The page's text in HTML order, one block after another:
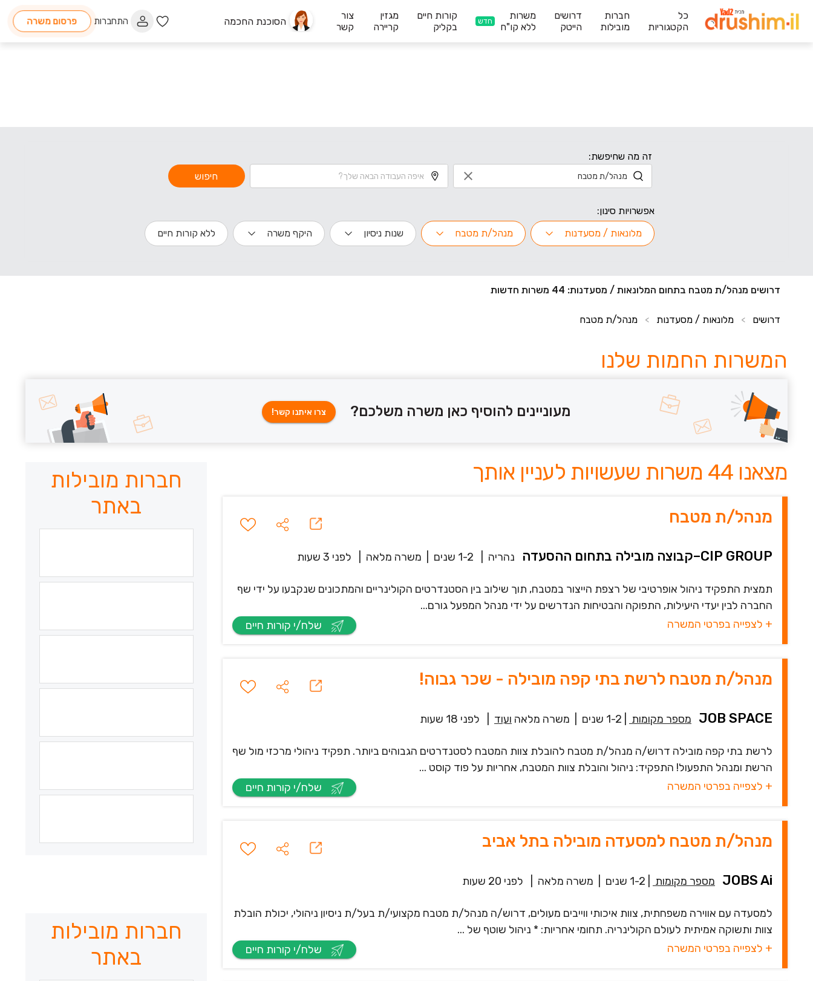
כל
הקטגוריות
חברות
מובילות
דרושים
הייטק
משרות
ללא קו"ח
חדש
קורות חיים
בקליק
מגזין
קריירה
צור
קשר
הסוכנת החכמה התחברות פרסום משרה
זה מה שחיפשת:
חיפוש
אפשרויות סינון:
מלונאות / מסעדנות
מנהל/ת מטבח שנות ניסיון היקף משרה ללא קורות חיים
דרושים מנהל/ת מטבח בתחום המלונאות / מסעדנות: 44 משרות חדשות
דרושים > מלונאות / מסעדנות > מנהל/ת מטבח
המשרות החמות שלנו
מעוניינים להוסיף כאן משרה משלכם? צרו איתנו קשר!
מצאנו 44 משרות שעשויות לעניין אותך
מנהל/ת מטבח
CIP GROUP–קבוצה מובילה בתחום ההסעדה נהריה 1-2 שנים משרה מלאה לפני 3 שעות
תמצית התפקיד ניהול אופרטיבי של רצפת הייצור במטבח, תוך שילוב בין הסטנדרטים הקולינריים והמתכונים שנקבעו על ידי שף
החברה לבין יעדי היעילות, התפוקה והבטיחות הנדרשים על ידי מנהל המפעל גורם...
+ לצפייה בפרטי המשרה
מנהל/ת מטבח לרשת בתי קפה מובילה - שכר גבוה!
JOB SPACE מספר מקומות 1-2 שנים משרה מלאה ועוד לפני 18 שעות
לרשת בתי קפה מובילה דרוש/ה מנהל/ת מטבח להובלת צוות המטבח לסטנדרטים הגבוהים ביותר. תפקיד ניהולי מרכזי מול שף
הרשת ומנהל התפעול! התפקיד: ניהול והובלת צוות המטבח, אחריות על פוד קוסט ...
+ לצפייה בפרטי המשרה
מנהל/ת מטבח למסעדה מובילה בתל אביב
JOBS Ai מספר מקומות 1-2 שנים משרה מלאה לפני 20 שעות
למסעדה עם אווירה משפחתית, צוות איכותי ווייבים מעולים, דרוש/ה מנהל/ת מטבח מקצועי/ת בעל/ת ניסיון ניהולי, יכולת הובלת
צוות ותשוקה אמיתית לעולם הקולינריה. תחומי אחריות: * ניהול שוטף של ...
+ לצפייה בפרטי המשרה
חברות מובילות
באתר
חברות מובילות
באתר